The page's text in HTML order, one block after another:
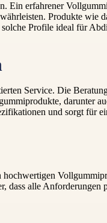
Ein erfahrener
Produkte wie
Profile ideal für
Service. Die
darunter
und sorgt für
alle